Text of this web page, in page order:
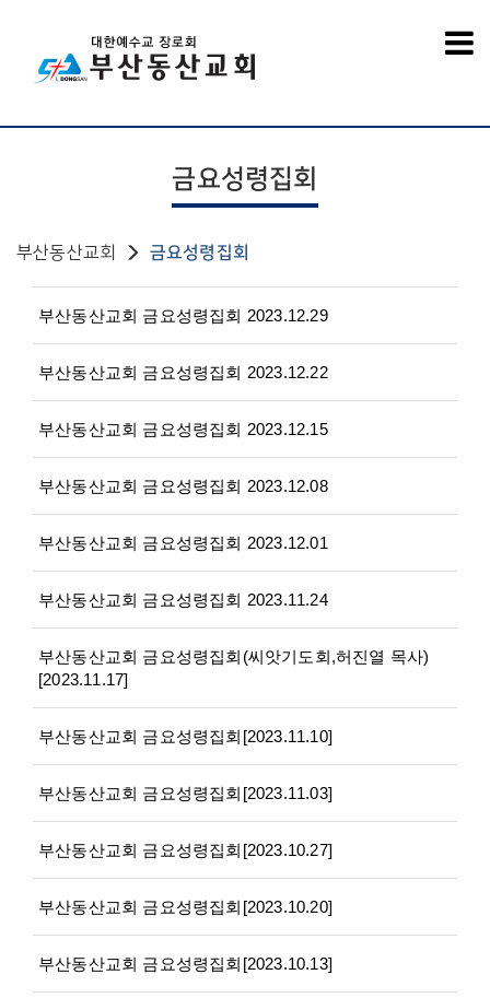
금요성령집회
부산동산교회 금요성령집회
부산동산교회 금요성령집회 2023.12.29
부산동산교회 금요성령집회 2023.12.22
부산동산교회 금요성령집회 2023.12.15
부산동산교회 금요성령집회 2023.12.08
부산동산교회 금요성령집회 2023.12.01
부산동산교회 금요성령집회 2023.11.24
부산동산교회 금요성령집회(씨앗기도회,허진열 목사)
[2023.11.17]
부산동산교회 금요성령집회[2023.11.10]
부산동산교회 금요성령집회[2023.11.03]
부산동산교회 금요성령집회[2023.10.27]
부산동산교회 금요성령집회[2023.10.20]
부산동산교회 금요성령집회[2023.10.13]